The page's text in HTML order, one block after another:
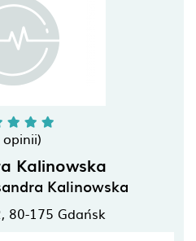
opinii)
Kalinowska
Kalinowska
80-175 Gdańsk